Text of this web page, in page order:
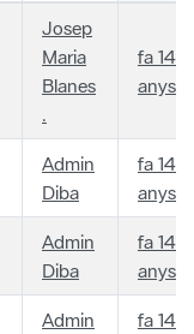
Josep
Maria
Blanes
.
fa 14
anys
Admin
Diba
fa 14
anys
Admin
Diba
fa 14
anys
Admin
fa 14